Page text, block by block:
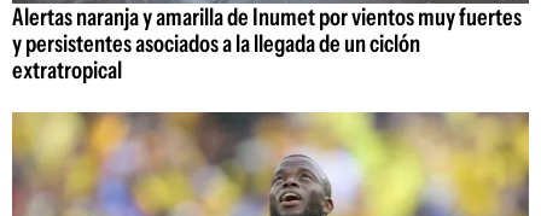
Alertas naranja y amarilla de Inumet por vientos muy fuertes
y persistentes asociados a la llegada de un ciclón
extratropical